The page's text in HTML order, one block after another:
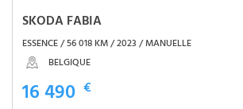
SKODA FABIA
ESSENCE / 56 018 KM / 2023 / MANUELLE
BELGIQUE
16 490 €